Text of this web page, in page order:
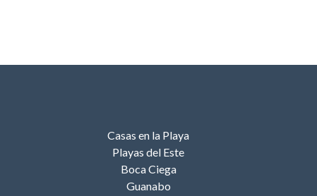
Casas en la Playa
Playas del Este
Boca Ciega
Guanabo